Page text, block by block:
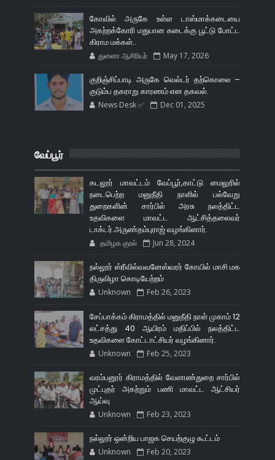
கோவில் அருகே உள்ள டாஸ்மாக்கடையை
அகற்றக்கோரி மதுபான கடைக்கு பூட்டு போட்ட
கிராம மக்கள்..
துணை ஆசிரியர் May 17, 2026
குறிஞ்சிப்பாடி அருகே வெல்டர் தற்கொலை –
குடும்ப தகராறு காரணம் என தகவல்.
News Desk ✅ Dec 01, 2025
வேப்பூர்
கடலூர் மாவட்டம் வேப்பூர்,காட்டு மைலுரில்
நடைபெற்ற மனுநீதி நாளில் பல்வேறு
துறைகளின் சார்பில் அரசு நலத்திட்ட
உதவிகளை மாவட்ட ஆட்சித்தலைவர்
டாக்டர்.அருண்தம்புராஜ் வழங்கினார்.
தமிழக குரல் Jun 28, 2024
நல்லூர் ஸ்ரீவில்வவனேஸ்வரர் கோயில் மாசி மக
திருவிழா கொடியேற்றம்
Unknown Feb 26, 2023
சேப்பாக்கம் கிராமத்தில் மனுநீதி நாள் முகாம் 12
லட்சத்து 40 ஆயிரம் மதிப்பில் நலத்திட்ட
உதவிகளை கோட்டாட்சியர் வழங்கினார்.
Unknown Feb 25, 2023
வரம்பனூர் கிராமத்தில் வேளாண்துறை சார்பில்
முட்புதர் அகற்றும் பணி மாவட்ட ஆட்சியர்
ஆய்வு
Unknown Feb 23, 2023
நல்லூர் ஒன்றிய பாஜக செயற்குழு கூட்டம்
Unknown Feb 20, 2023